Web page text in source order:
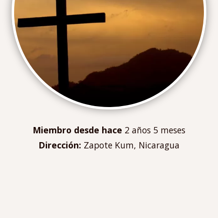
Miembro desde hace 2 años 5 meses
Dirección Zapote Kum Nicaragua
Menú
de
cuenta
de
usuario
Mi cuenta
Iniciar sesión